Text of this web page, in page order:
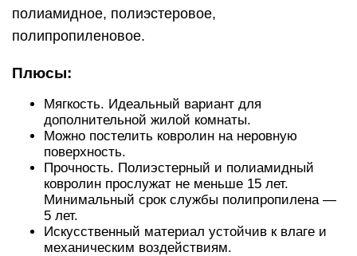
полиамидное, полиэстеровое,
полипропиленовое.
Плюсы:
Мягкость. Идеальный вариант для
дополнительной жилой комнаты.
Можно постелить ковролин на неровную
поверхность.
Прочность. Полиэстерный и полиамидный
ковролин прослужат не меньше 15 лет.
Минимальный срок службы полипропилена —
5 лет.
Искусственный материал устойчив к влаге и
механическим воздействиям.